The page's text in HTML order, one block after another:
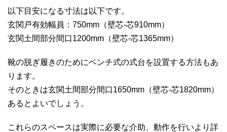
以下目安になる寸法は以下です。
玄関戸有効幅員：750mm（壁芯-芯910mm）
玄関土間部分間口1200mm（壁芯-芯1365mm）
靴の脱ぎ履きのためにベンチ式の式台を設置する方法もあ
ります。
そのときは玄関土間部分間口1650mm（壁芯-芯1820mm）
あるとよいでしょう。
これらのスペースは実際に必要な介助、動作を行いより詳